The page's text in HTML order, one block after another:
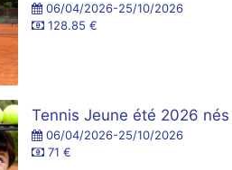
06/04/2026-25/10/2026
128.85 €
Tennis Jeune été 2026
06/04/2026-25/10/2026
71 €